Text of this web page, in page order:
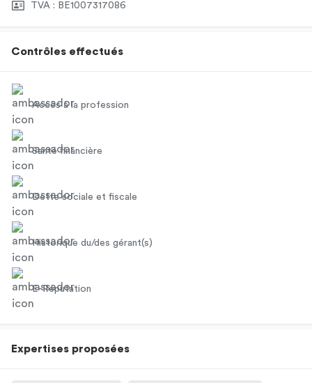
TVA : BE1007317086
Contrôles effectués
Accès à la profession
Santé financière
Dette sociale et fiscale
Historique du/des gérant(s)
E-Réputation
Expertises proposées